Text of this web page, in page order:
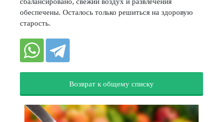
обеспечены. Осталось только решиться на здоровую
старость.
Возврат к общему списку